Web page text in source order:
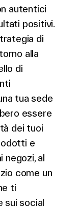
autentici
positivi.
di
alla
di
tua sede
essere
dei tuoi
e
negozi, al
come un
ti
sui social